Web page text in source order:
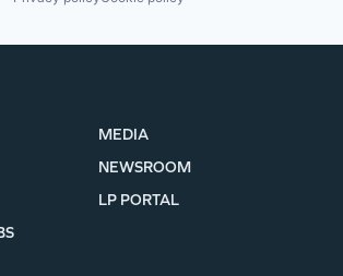
MEDIA
NEWSROOM
LP PORTAL